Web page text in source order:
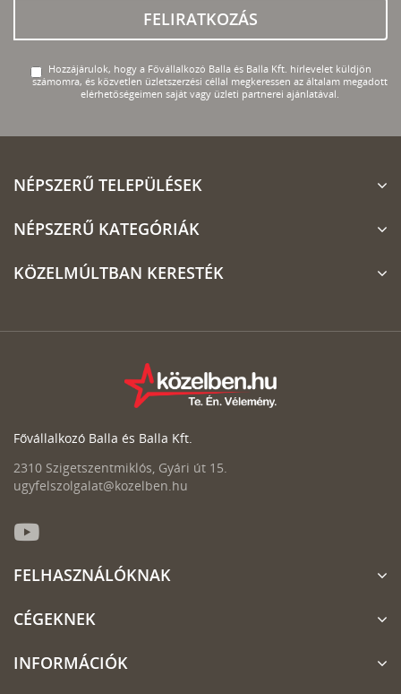
FELIRATKOZÁS
Hozzájárulok, hogy a Fővállalkozó Balla és Balla Kft. hírlevelet küldjön
számomra, és közvetlen üzletszerzési céllal megkeressen az általam megadott
elérhetőségeimen saját vagy üzleti partnerei ajánlatával.
NÉPSZERŰ TELEPÜLÉSEK
NÉPSZERŰ KATEGÓRIÁK
KÖZELMÚLTBAN KERESTÉK
Fővállalkozó Balla és Balla Kft.
2310 Szigetszentmiklós, Gyári út 15.
ugyfelszolgalat@kozelben.hu
FELHASZNÁLÓKNAK
CÉGEKNEK
INFORMÁCIÓK